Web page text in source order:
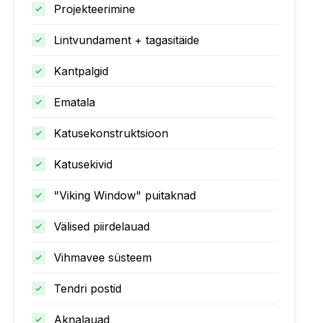
Projekteerimine
Lintvundament + tagasitäide
Kantpalgid
Ematala
Katusekonstruktsioon
Katusekivid
"Viking Window" puitaknad
Välised piirdelauad
Vihmavee süsteem
Tendri postid
Aknalauad